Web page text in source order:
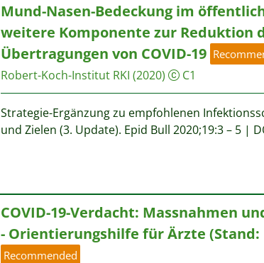
Mund-Nasen-Bedeckung im
weitere Komponente zur Reduktion
Übertragungen von COVID-19
Robert-Koch-Institut RKI (2020) C1
Strategie-Ergänzung zu empfohlenen
und Zielen (3. Update). Epid Bull 2020;19:3 – 5 |
COVID-19-Verdacht: Massnahmen
- Orientierungshilfe für Ärzte (Stand:
Recommended